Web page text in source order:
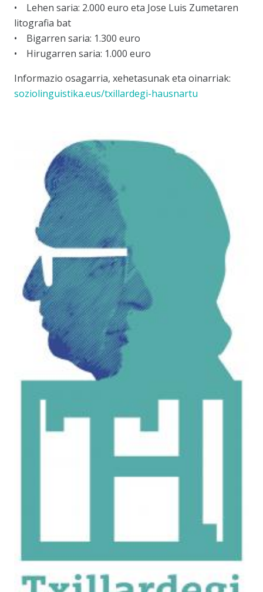
• Lehen saria: 2.000 euro eta Jose Luis Zumetaren
litografia bat
• Bigarren saria: 1.300 euro
• Hirugarren saria: 1.000 euro
Informazio osagarria, xehetasunak eta oinarriak:
soziolinguistika.eus/txillardegi-hausnartu